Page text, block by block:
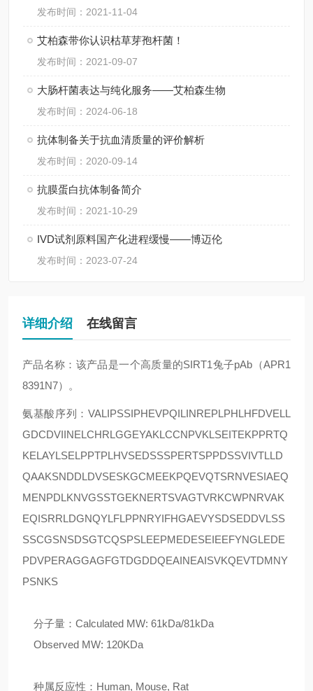
发布时间：2021-11-04
艾柏森带你认识枯草芽孢杆菌！
发布时间：2021-09-07
大肠杆菌表达与纯化服务——艾柏森生物
发布时间：2024-06-18
抗体制备关于抗血清质量的评价解析
发布时间：2020-09-14
抗膜蛋白抗体制备简介
发布时间：2021-10-29
IVD试剂原料国产化进程缓慢——博迈伦
发布时间：2023-07-24
详细介绍 在线留言
产品名称：该产品是一个高质量的SIRT1兔子pAb（APR1
8391N7）。
氨基酸序列：VALIPSSIPHEVPQILINREPLPHLHFDVELL
GDCDVIINELCHRLGGEYAKLCCNPVKLSEITEKPPRTQ
KELAYLSELPPTPLHVSEDSSSPERTSPPDSSVIVTLLD
QAAKSNDDLDVSESKGCMEEKPQEVQTSRNVESIAEQ
MENPDLKNVGSSTGEKNERTSVAGTVRKCWPNRVAK
EQISRRLDGNQYLFLPPNRYIFHGAEVYSDSEDDVLSS
SSCGSNSDSGTCQSPSLEEPMEDESEIEEFYNGLEDE
PDVPERAGGAGFGTDGDDQEAINEAISVKQEVTDMNY
PSNKS
分子量：Calculated MW: 61kDa/81kDa
Observed MW: 120KDa
种属反应性：Human, Mouse, Rat